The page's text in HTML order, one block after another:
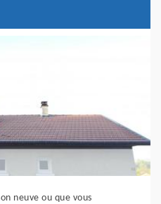
neuve ou que vous